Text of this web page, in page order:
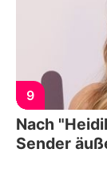
9
Nach
Sender